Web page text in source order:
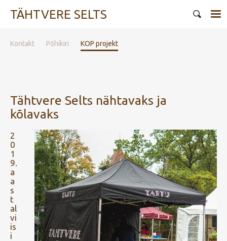
TÄHTVERE SELTS
Kontakt Põhikiri KOP projekt
Tähtvere Selts nähtavaks ja
kõlavaks
2
0
1
9.
a
a
s
t
al
vi
is
i